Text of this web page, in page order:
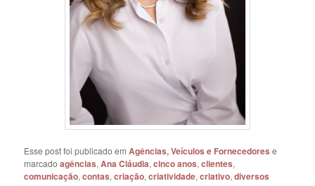
Esse post foi publicado emAgências, Veículos e Fornecedores e
marcadoagências,Ana Cláudia,cinco anos,clientes,
comunicação,contas,criação,criatividade,criativo,diversos